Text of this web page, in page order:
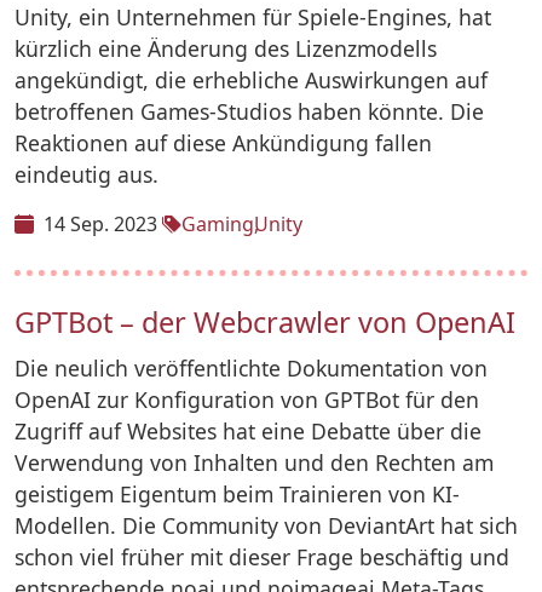
Unity, ein Unternehmen für Spiele-Engines, hat
kürzlich eine Änderung des Lizenzmodells
angekündigt, die erhebliche Auswirkungen auf
betroffenen Games-Studios haben könnte. Die
Reaktionen auf diese Ankündigung fallen
eindeutig aus.
14 Sep. 2023 GamingUnity
GPTBot – der Webcrawler von OpenAI
Die neulich veröffentlichte Dokumentation von
OpenAI zur Konfiguration von GPTBot für den
Zugriff auf Websites hat eine Debatte über die
Verwendung von Inhalten und den Rechten am
geistigem Eigentum beim Trainieren von KI-
Modellen. Die Community von DeviantArt hat sich
schon viel früher mit dieser Frage beschäftig und